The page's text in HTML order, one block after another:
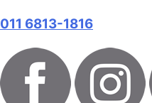
011 6813-1816